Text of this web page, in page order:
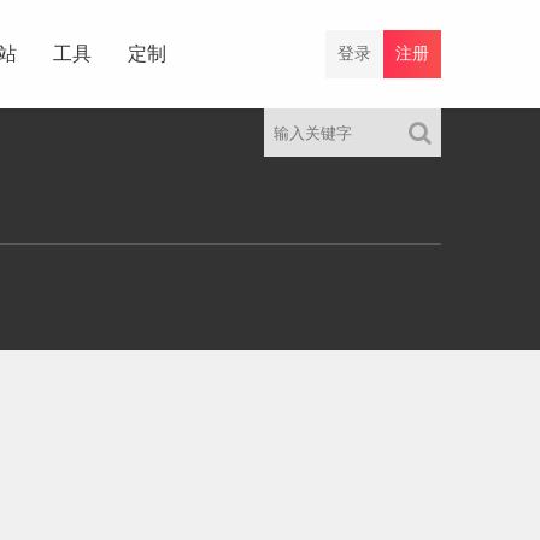
工具 定制 注册
登录